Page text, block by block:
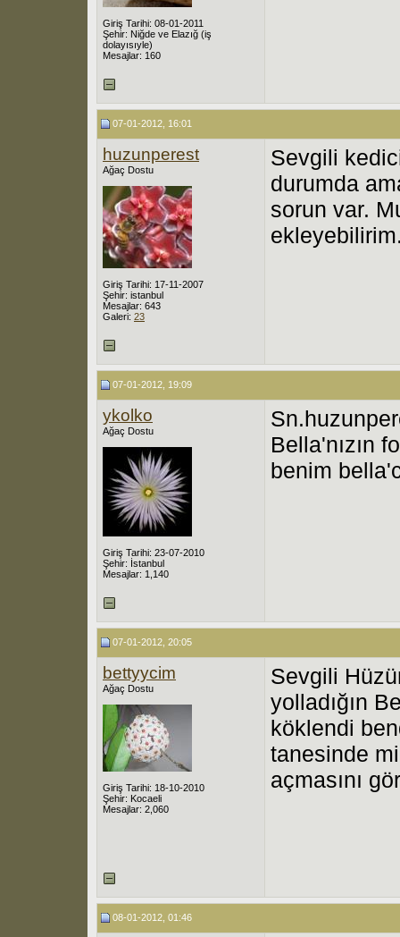
Giriş Tarihi: 08-01-2011
Şehir: Niğde ve Elazığ (iş
dolayısıyle)
Mesajlar: 160
07-01-2012, 16:01
huzunperest
Ağaç Dostu
Giriş Tarihi: 17-11-2007
Şehir: istanbul
Mesajlar: 643
Galeri: 23
Sevgili
durumda
sorun var.
07-01-2012, 19:09
ykolko
Ağaç Dostu
Giriş Tarihi: 23-07-2010
Şehir: İstanbul
Mesajlar: 1,140
Bella'nızın
benim
07-01-2012, 20:05
bettyycim
Ağaç Dostu
Giriş Tarihi: 18-10-2010
Şehir: Kocaeli
Mesajlar: 2,060
Sevgili
yolladığın
köklendi
tanesinde
açmasını
08-01-2012, 01:46